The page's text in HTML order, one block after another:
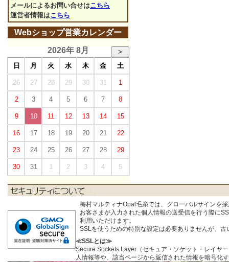
メールによるお問い合せはこちら
運営者情報はこちら
Webショップ営業カレンダー
2026年 8月
>
日
月 火 水 木 金 土
26 27 28 29 30 31 1
2 3 4 5 6 7 8
9 10 11 12 13 14 15
16 17 18 19 20 21 22
23 24 25 26 27 28 29
30 31 1 2 3 4 5
梅村マルティナOpal毛糸では、グローバルサインを
お客さまが入力された個人情報の送受信を行う際に
利用いただけます。
SSLを使うための特別な設定は必要ありませんが、
≪SSLとは≫
Secure Sockets Layer（セキュア・ソケット・レイヤ
人情報等や、該当ページから返信された情報を暗号化